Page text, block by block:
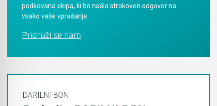
podkovana ekipa, ki bo našla strokoven odgovor na
vsako vaše vprašanje.
Pridruži se nam
DARILNI BONI